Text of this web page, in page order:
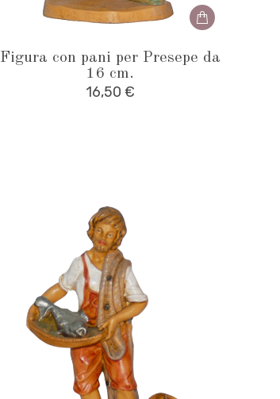
Figura con pani per Presepe da
16 cm.
16,50 €